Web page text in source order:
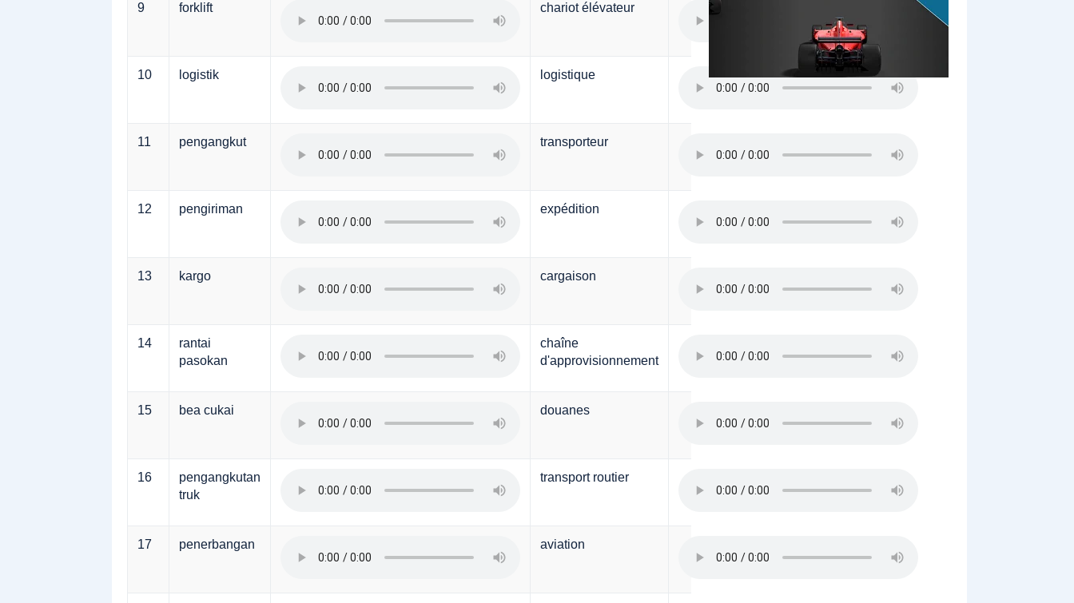
9 forklift chariot élévateur
10 logistik logistique
11 pengangkut transporteur
12 pengiriman expédition
13 kargo cargaison
14
rantai
pasokan
chaîne
d'approvisionnement
15 bea cukai douanes
16
pengangkutan
truk
transport routier
17 penerbangan aviation